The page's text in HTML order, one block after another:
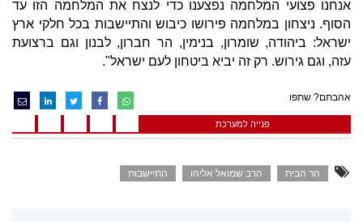
אנחנו פצועי המלחמה נפצענו כדי לנצח את המלחמה הזו עד
הסוף. ניצחון במלחמה פירושו כיבוש והתיישבות בכל חלקי ארץ
ישראל: ביהודה, שומרון, בנימין, הר חברון, לבנון וגם ברצועת
עזה, וגם גירוש. רק זה יביא ביטחון לעם ישראל".
אהבתם? שתפו
פנייה למערכת
הר הבית הרב שמואל אליהו התיישבות